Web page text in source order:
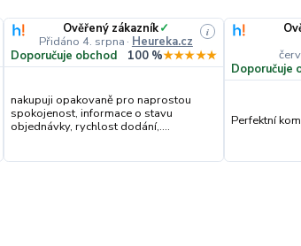
Ověřený zákazník✓
Přidáno 4. srpna · Heureka.cz
i
Doporučuje obchod 100 %★★★★★
nakupuji opakovaně pro naprostou
spokojenost, informace o stavu
objednávky, rychlost dodání,....
Doporučuje
Perfektní